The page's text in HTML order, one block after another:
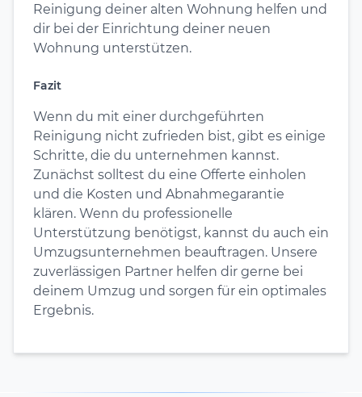
Reinigung deiner alten Wohnung helfen und
dir bei der Einrichtung deiner neuen
Wohnung unterstützen.
Fazit
Wenn du mit einer durchgeführten
Reinigung nicht zufrieden bist, gibt es einige
Schritte, die du unternehmen kannst.
Zunächst solltest du eine Offerte einholen
und die Kosten und Abnahmegarantie
klären. Wenn du professionelle
Unterstützung benötigst, kannst du auch ein
Umzugsunternehmen beauftragen. Unsere
zuverlässigen Partner helfen dir gerne bei
deinem Umzug und sorgen für ein optimales
Ergebnis.